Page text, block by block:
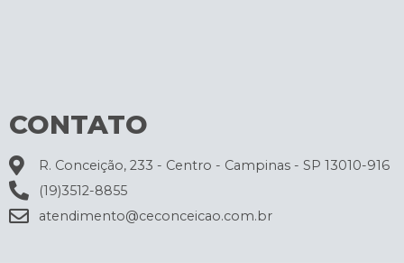
CONTATO
R. Conceição, 233 - Centro - Campinas - SP 13010-916
(19)3512-8855
atendimento@ceconceicao.com.br